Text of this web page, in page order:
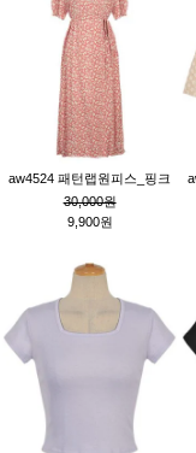
aw4524 패턴랩원피스_핑크
30,000원
9,900원